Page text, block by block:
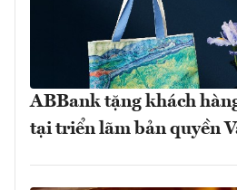
ABBank tặng khách
tại triển lãm bản quyền